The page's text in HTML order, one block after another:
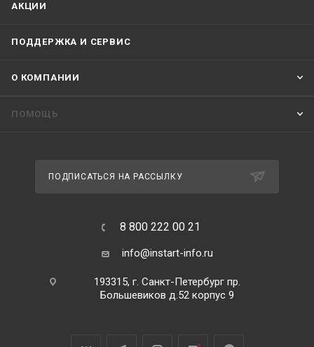
АКЦИИ
ПОДДЕРЖКА И СЕРВИС
О КОМПАНИИ
ПОМОЩЬ
ПОДПИСАТЬСЯ НА РАССЫЛКУ
8 800 222 00 21
info@instart-info.ru
193315, г. Санкт-Петербург пр.
Большевиков д.52 корпус 9